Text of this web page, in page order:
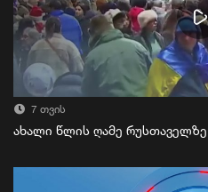
7 თვის
ახალი წლის ღამე რუსთაველზე